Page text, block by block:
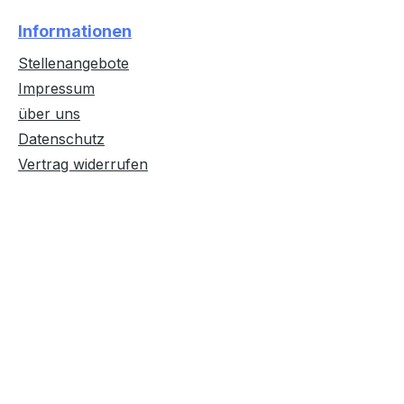
Informationen
Stellenangebote
Impressum
über uns
Datenschutz
Vertrag widerrufen